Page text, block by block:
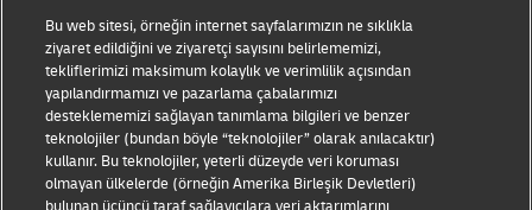
Kullanım Koşulları
Gizlilik Bildirimi
Kişisel Verilerin Korunması
Ek Bilgiler
Bu web sitesi, örneğin internet sayfalarımızın ne sıklıkla
ziyaret edildiğini ve ziyaretçi sayısını belirlememizi,
tekliflerimizi maksimum kolaylık ve verimlilik açısından
yapılandırmamızı ve pazarlama çabalarımızı
desteklememizi sağlayan tanımlama bilgileri ve benzer
teknolojiler (bundan böyle “teknolojiler” olarak anılacaktır)
kullanır. Bu teknolojiler, yeterli düzeyde veri koruması
olmayan ülkelerde (örneğin Amerika Birleşik Devletleri)